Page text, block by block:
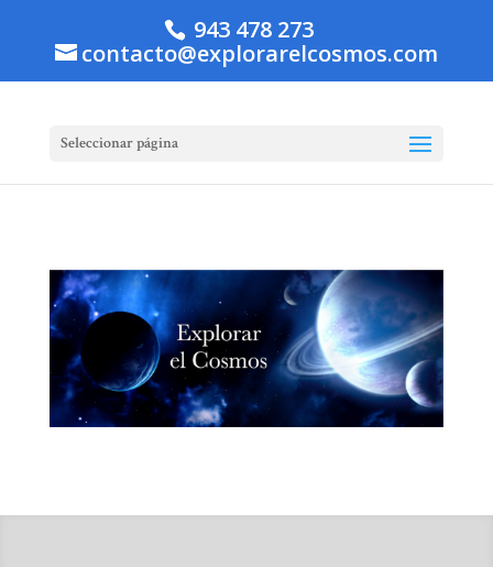
943 478 273
contacto@explorarelcosmos.com
Seleccionar página